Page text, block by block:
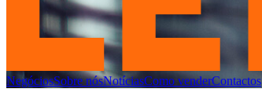
NegóciosSobre nósNotíciasComo venderContactos